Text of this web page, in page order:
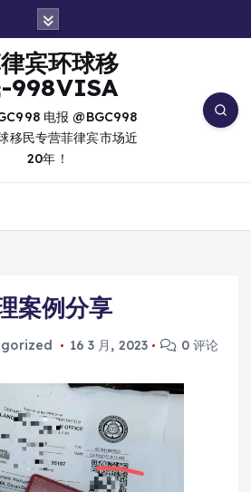
-998VISA
电报 @BGC998
移民专营菲律宾市场近
20年！
案例分享
16 3 月, 2023 0 评论